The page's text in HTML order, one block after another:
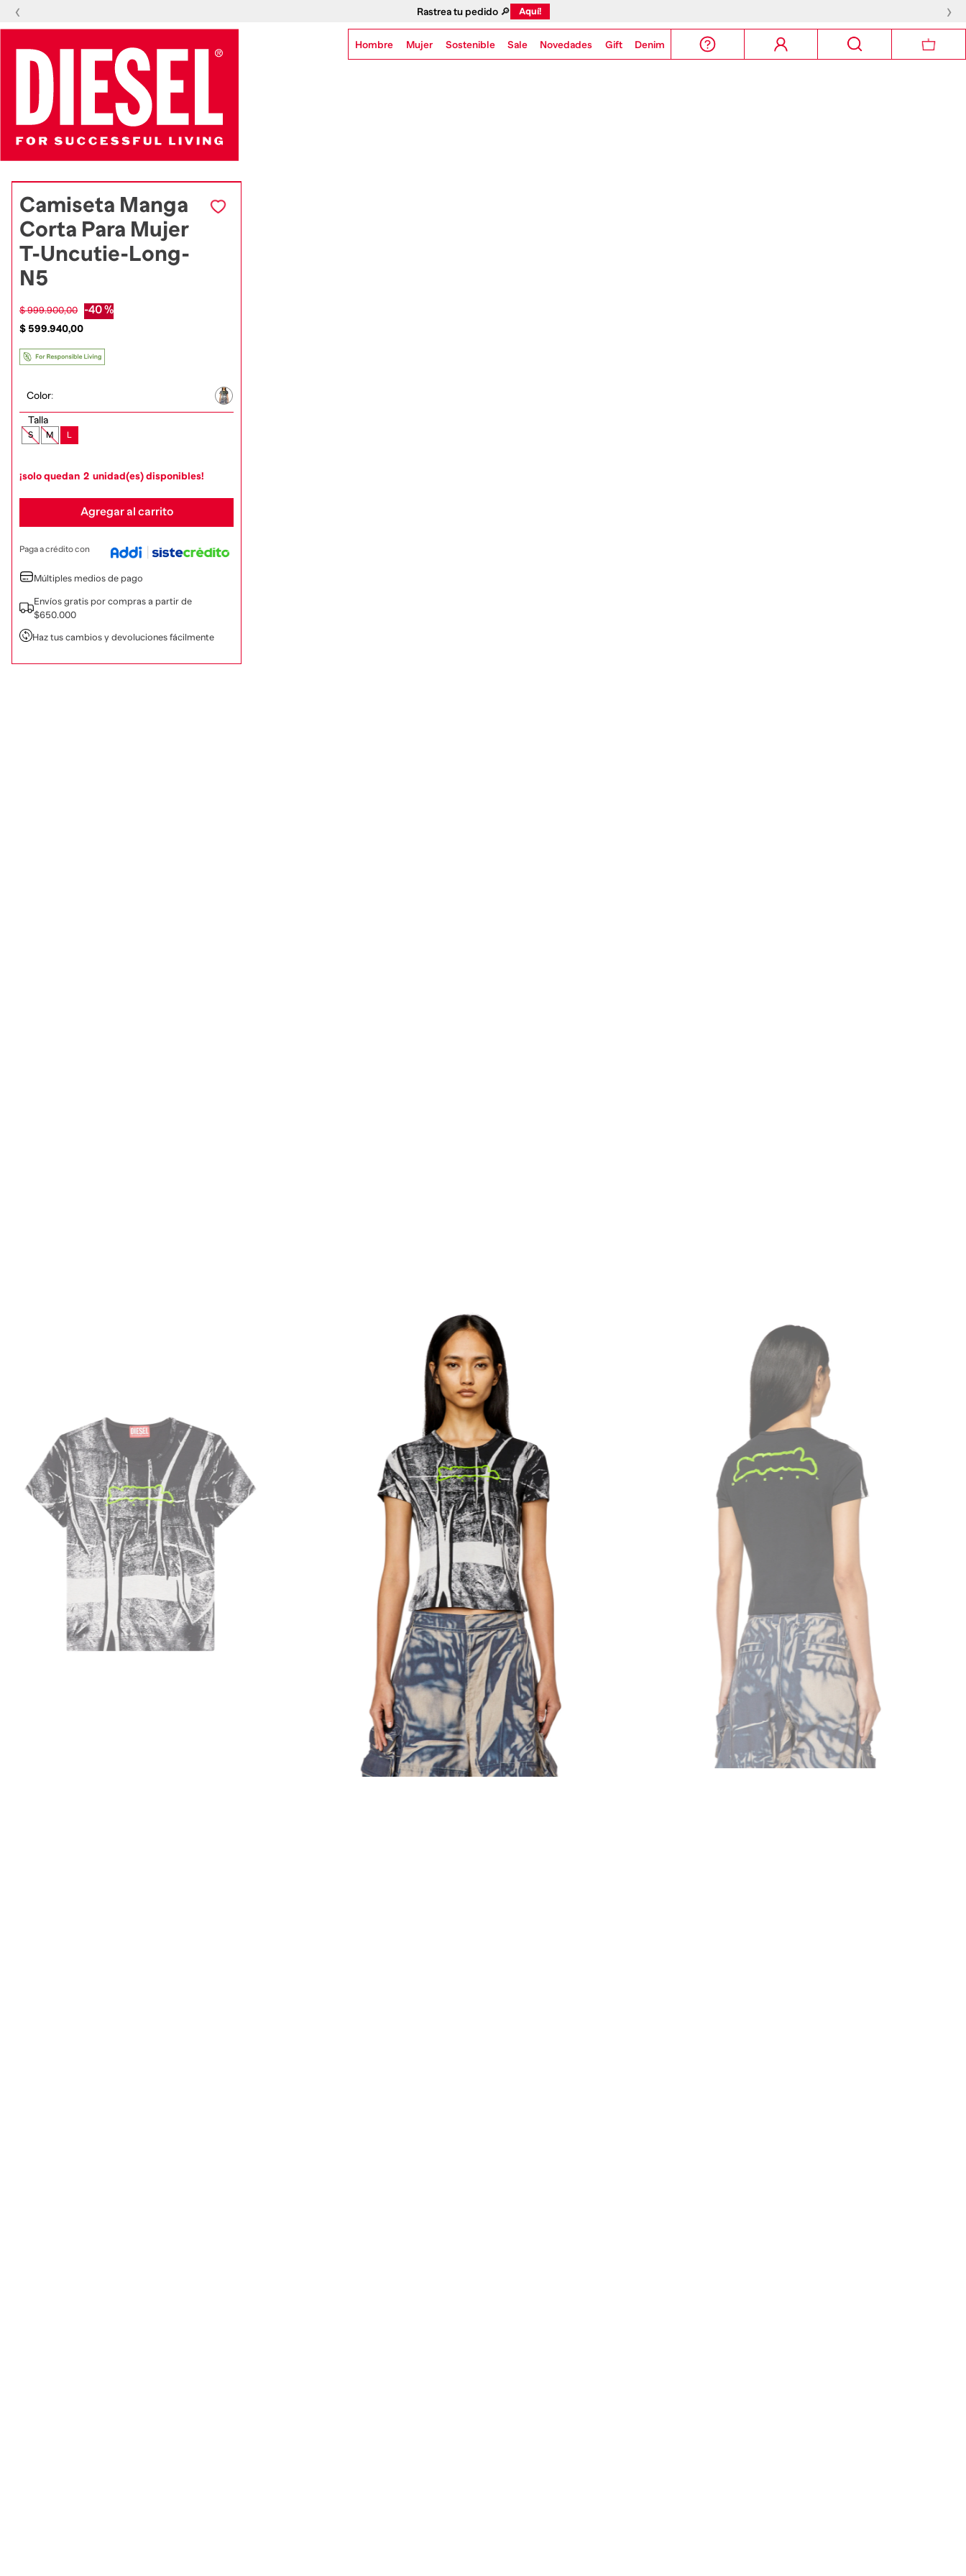
‹ Rastrea tu pedido 🔎 Aquí! ›
Hombre Mujer Sostenible Sale Novedades Gift Denim
Camiseta Manga
Corta Para Mujer
T-Uncutie-Long-
N5
$ 999.900,00 -40 %
$ 599.940,00
Color:
Talla
S M L
¡solo quedan 2 unidad(es) disponibles!
Agregar al carrito
Paga a crédito con
Múltiples medios de pago
Envíos gratis por compras a partir de
$650.000
Haz tus cambios y devoluciones fácilmente